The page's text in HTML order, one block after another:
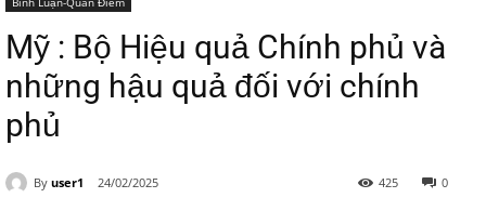
Mỹ : Bộ Hiệu quả Chính phủ và
những hậu quả đối với chính
phủ
By user1 24/02/2025 0
425